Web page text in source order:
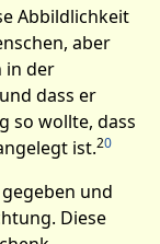
Abbildlichkeit
aber
in der
dass er
so wollte, dass
ist.20
und
Diese